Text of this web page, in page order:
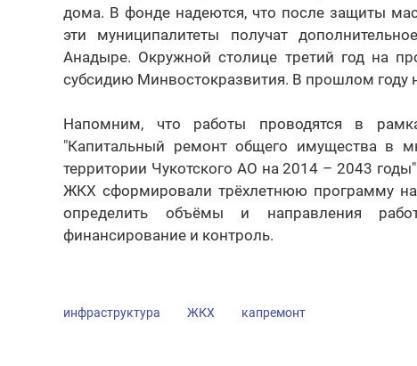
дома. В фонде надеются, что после защиты
эти муниципалитеты получат
Анадыре. Окружной столице третий год на
субсидию Минвостокразвития. В прошлом году
Напомним, что работы проводятся в
"Капитальный ремонт общего имущества в
территории Чукотского АО на 2014 – 2043
ЖКХ сформировали трёхлетнюю программу
определить объёмы и направления
финансирование и контроль.
инфраструктура ЖКХ капремонт